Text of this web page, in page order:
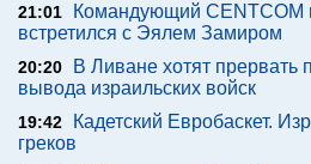
21:01
Командующий CENTCOM
встретился с Эялем Замиром
20:20
В Ливане хотят прервать
вывода израильских войск
19:42
Кадетский Евробаскет.
греков